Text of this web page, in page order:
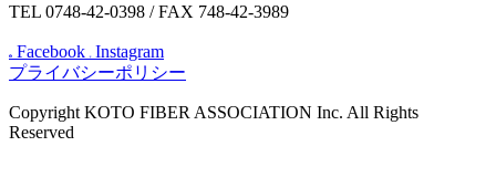
TEL 0748-42-0398 / FAX 748-42-3989
Facebook Instagram
プライバシーポリシー
Copyright KOTO FIBER ASSOCIATION Inc. All Rights
Reserved